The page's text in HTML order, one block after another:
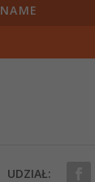
UDZIAŁ: